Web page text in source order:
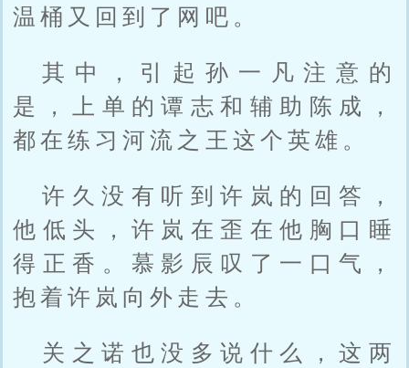
温桶又回到了网吧。
其中，引起孙一凡注意的
是，上单的谭志和辅助陈成，
都在练习河流之王这个英雄。
许久没有听到许岚的回答，
他低头，许岚在歪在他胸口睡
得正香。慕影辰叹了一口气，
抱着许岚向外走去。
关之诺也没多说什么，这两